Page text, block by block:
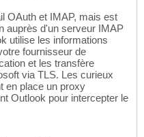
OAuth et IMAP, mais est
auprès d'un serveur IMAP
utilise les informations
fournisseur de
et les transfère
via TLS. Les curieux
en place un proxy
Outlook pour intercepter le